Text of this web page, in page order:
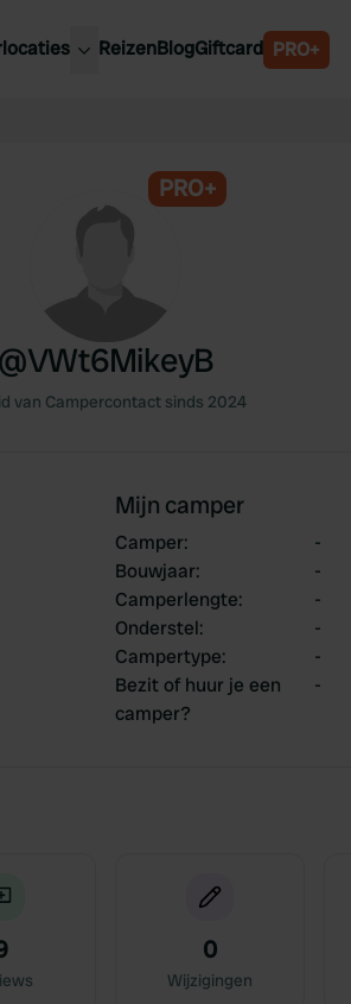
ReizenBlogGiftcard PRO+
PRO+
@VWt6MikeyB
van Campercontact sinds 2024
Mijn camper
Camper:
-
Bouwjaar:
-
Camperlengte:
-
Onderstel:
-
Campertype:
-
Bezit of huur je een
camper?
-
0
Wijzigingen